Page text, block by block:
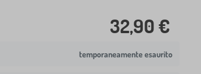
32,90 €
temporaneamente esaurito